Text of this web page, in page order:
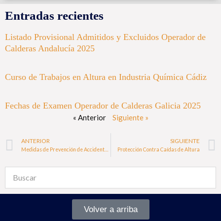
Entradas recientes
Listado Provisional Admitidos y Excluidos Operador de
Calderas Andalucía 2025
Curso de Trabajos en Altura en Industria Química Cádiz
Fechas de Examen Operador de Calderas Galicia 2025
« Anterior Siguiente »
ANTERIOR
Medidas de Prevención de Accidentes en los Trabajos en Altura
SIGUIENTE
Protección Contra Caídas de Altura
Volver a arriba